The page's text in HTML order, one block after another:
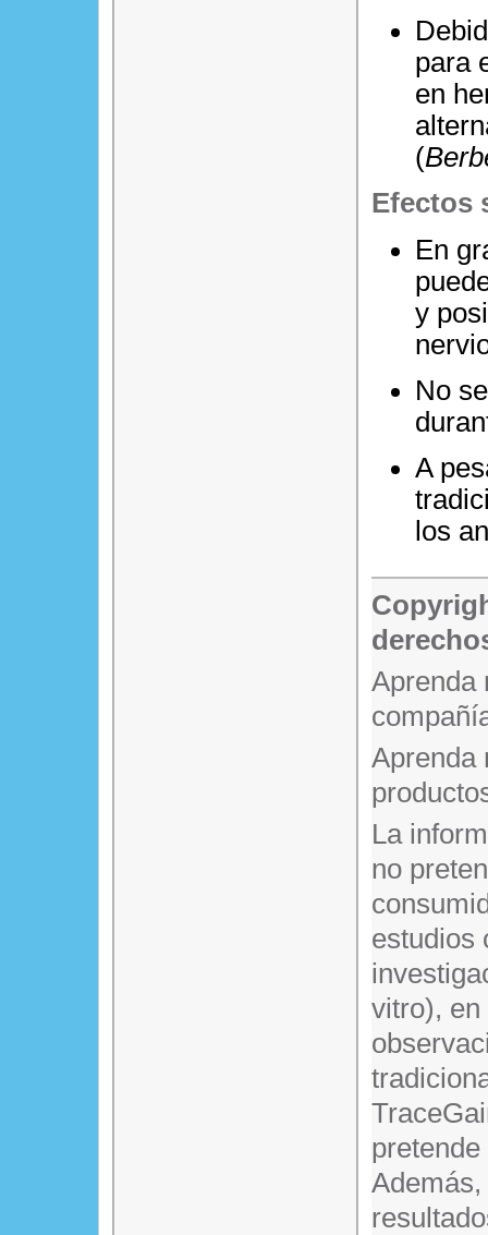
para
en
(
Efectos
En
y
No
A
los
Aprenda
Aprenda
La
no
estudios
vitro), en